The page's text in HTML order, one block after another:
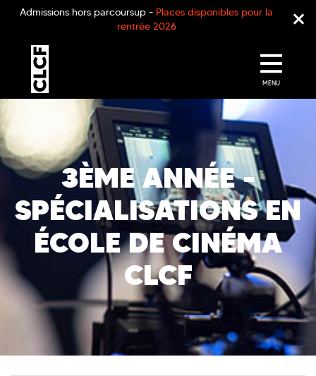
3ÈME ANNÉE -
SPÉCIALISATIONS EN
ÉCOLE DE CINÉMA
CLCF
Admissions hors parcoursup - Places disponibles pour la
rentrée 2026
MENU